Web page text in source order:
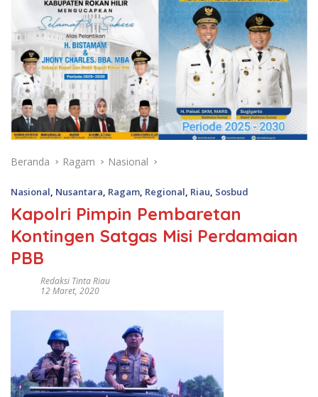
Beranda Ragam Nasional
Nasional Nusantara Ragam Regional Riau Sosbud
Kapolri Pimpin Pembaretan
Kontingen Satgas Misi Perdamaian
PBB
Redaksi Tinta Riau
12 Maret, 2020